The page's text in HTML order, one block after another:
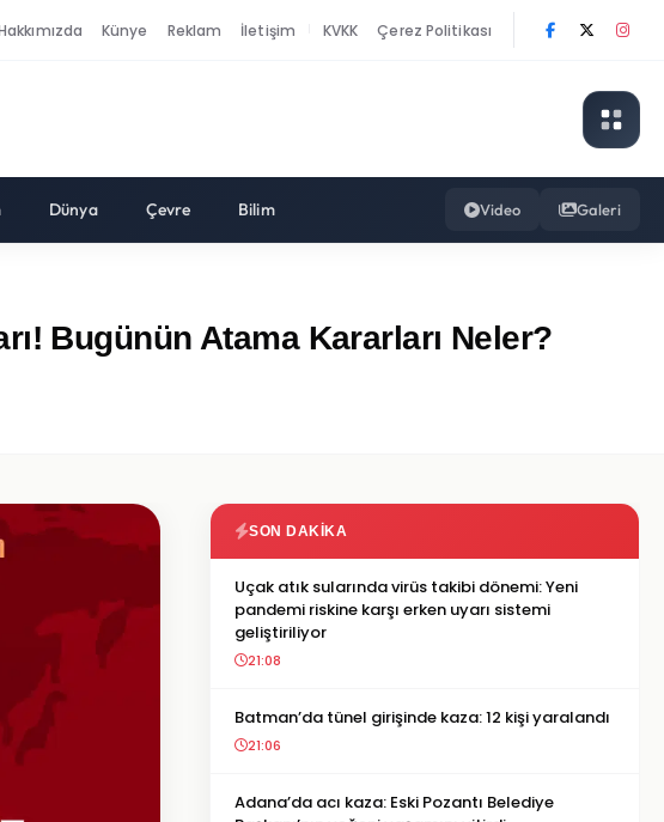
Künye Reklam İletişim KVKK Çerez Politikası
Dünya Çevre Bilim Video Galeri
Bugünün Atama Kararları Neler?
SON DAKIKA
Uçak atık sularında virüs takibi dönemi: Yeni
pandemi riskine karşı erken uyarı sistemi
geliştiriliyor
21:08
Batman’da tünel girişinde kaza: 12 kişi yaralandı
21:06
Adana’da acı kaza: Eski Pozantı Belediye